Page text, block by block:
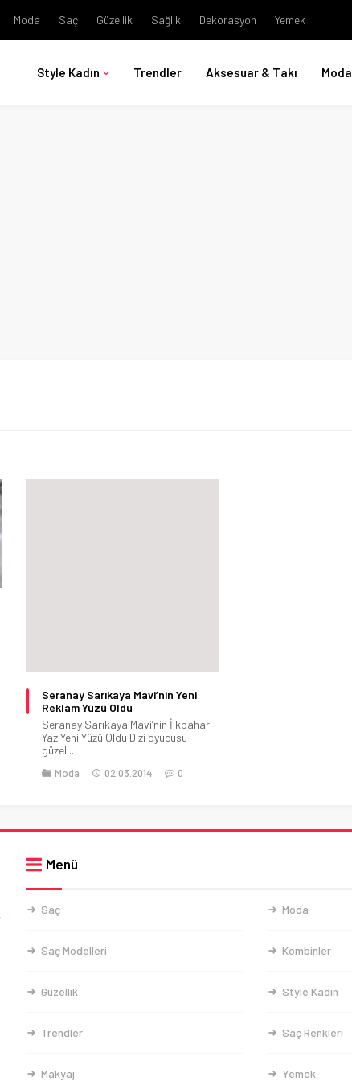
Moda Saç Güzellik Sağlık Dekorasyon Yemek
Style Kadın Trendler Aksesuar & Takı Moda
Seranay Sarıkaya Mavi’nin Yeni
Reklam Yüzü Oldu
Seranay Sarıkaya Mavi’nin İlkbahar-
Yaz Yeni Yüzü Oldu Dizi oyucusu
güzel...
Moda 02.03.2014 0
Menü
Saç Moda
Saç Modelleri Kombinler
Güzellik Style Kadın
Trendler Saç Renkleri
Makyaj Yemek